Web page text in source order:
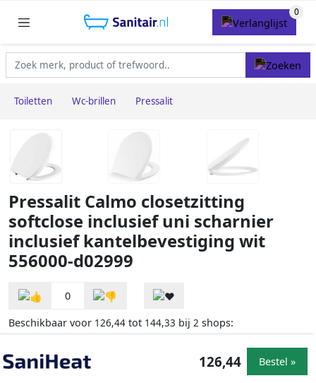
Toiletten Wc-brillen Pressalit
Pressalit Calmo closetzitting
softclose inclusief uni scharnier
inclusief kantelbevestiging wit
556000-d02999
0
Beschikbaar voor 126,44 tot 144,33 bij 2 shops:
126,44 Bestel »